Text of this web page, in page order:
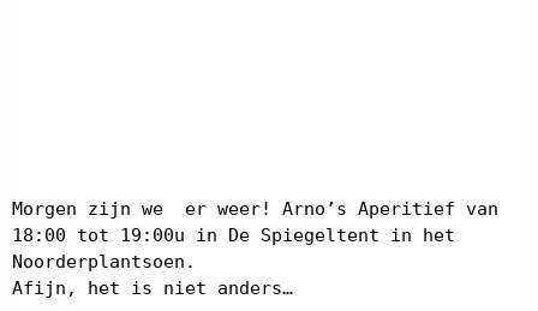
Morgen zijn we er weer! Arno’s Aperitief van
18:00 tot 19:00u in De Spiegeltent in het
Noorderplantsoen.
Afijn, het is niet anders…